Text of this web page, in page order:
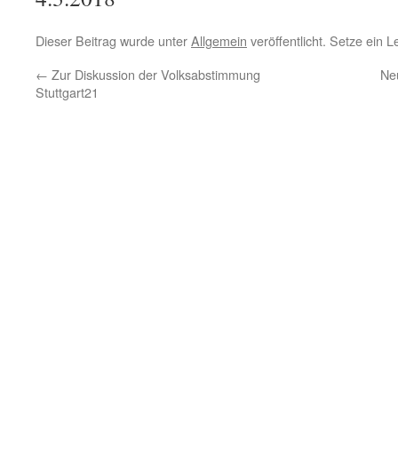
Dieser Beitrag wurde unterAllgemein veröffentlicht. Setze ein
← Zur Diskussion der Volksabstimmung
Stuttgart21